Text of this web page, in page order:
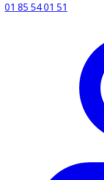
01 85 54 01 51